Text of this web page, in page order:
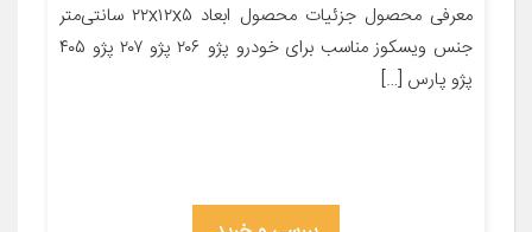
معرفی محصول جزئیات محصول ابعاد ۲۲x۱۲x۵ سانتی‌متر
جنس ویسکوز مناسب برای خودرو پژو ۲۰۶ پژو ۲۰۷ پژو ۴۰۵
پژو پارس […]